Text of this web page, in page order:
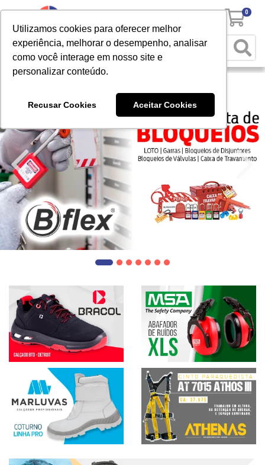
Utilizamos cookies para oferecer melhor
experiência, melhorar o desempenho, analisar
como você interage em nosso site e
personalizar conteúdo.
Recusar Cookies Aceitar Cookies
0